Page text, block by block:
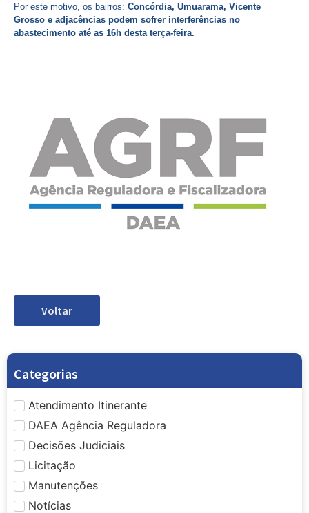
Por este motivo, os bairros: Concórdia, Umuarama, Vicente
Grosso e adjacências podem sofrer interferências no
abastecimento até as 16h desta terça-feira.
Voltar
Categorias
Atendimento Itinerante
DAEA Agência Reguladora
Decisões Judiciais
Licitação
Manutenções
Notícias